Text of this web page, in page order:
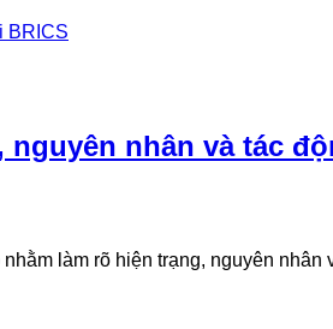
BRICS
nhân và tác
làm rõ hiện trạng, nguyên